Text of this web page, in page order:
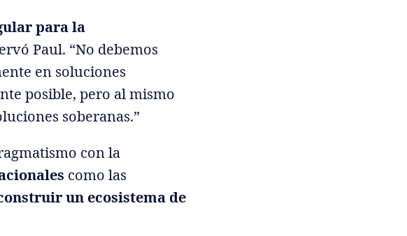
para la
Paul. “No debemos
en soluciones
posible, pero al mismo
soberanas.”
con la
como las
un ecosistema de